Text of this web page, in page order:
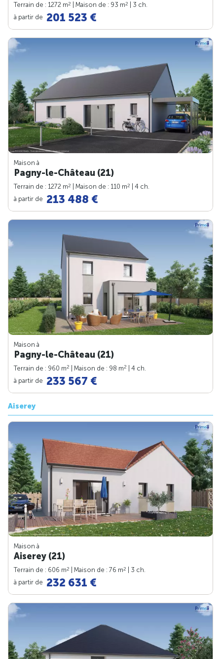
Terrain de : 1272 m2 | Maison de : 93 m2
| 3 ch.
à partir de 201 523 €
Maison à
Pagny-le-Château (21)
Terrain de : 1272 m2 | Maison de : 110 m2
| 4 ch.
à partir de 213 488 €
Maison à
Pagny-le-Château (21)
Terrain de : 960 m2 | Maison de : 98 m2
| 4 ch.
à partir de 233 567 €
Aiserey
Maison à
Aiserey (21)
Terrain de : 606 m2 | Maison de : 76 m2
| 3 ch.
à partir de 232 631 €